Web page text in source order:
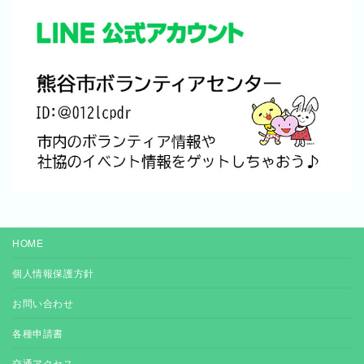
HOME
個人情報保護方針
お問い合わせ
各種申請書